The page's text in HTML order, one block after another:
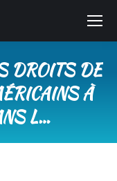
DROITS DE
À
L…